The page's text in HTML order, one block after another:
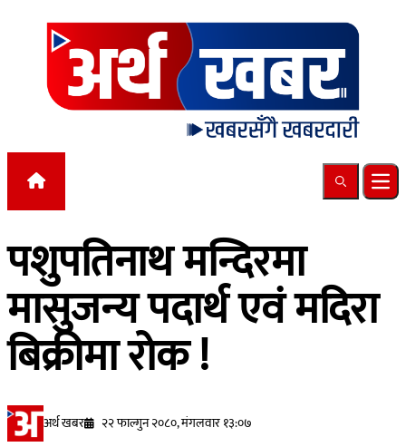
Skip to content
Search
पशुपतिनाथ मन्दिरमा
मासुजन्य पदार्थ एवं मदिरा
बिक्रीमा रोक !
अर्थ खबर २२ फाल्गुन २०८०, मंगलवार १३:०७